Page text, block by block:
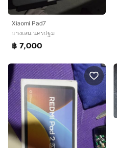
Xiaomi Pad7
บางเลน นครปฐม
฿ 7,000